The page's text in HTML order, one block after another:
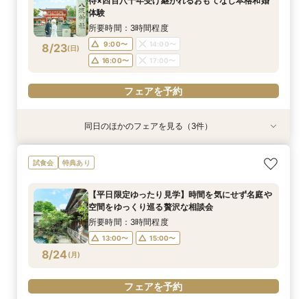
8/22(土 ) 9:00〜
16:00〜
17:00〜
フェアを予約
8/22(土 ) 9:00〜
16:00〜
17:00〜
フェアを予約
8/22(土 ) 9:00〜
16:00〜
17:00〜
フェアを予約
8/22(土 )
12:00〜
18:00〜
フェアを予約
8/23(日)
体験
所要時間：3時間程度
9:00〜
14:00〜
16:00〜
17:00〜
フェアを予約
特典あり
8/23(日)
【少人数のお食事会に】緑あふれる名庭を望む1
日1組棟邸宅を貸切にして大切なご家族を丁寧に
所要時間：3時間程度
16:00〜
17:00〜
8/23(日)
【90分のクイック相談会】京都散策のついでに
少し気軽に参加できる本格和婚の伝統空間体感
所要時間：3時間程度
16:00〜
17:00〜
8/23(日)
【タイパ重視！60分で完結◎】オンラインで会
場案内＆相談会
10:00〜
11:00〜
12:00〜
15:00〜
18:00〜
同日のほかのフェアを見る（3件）
試食会 特典あり
8/24 (月)
【平日限定ゆったり見学】時間を気にせず名庭や
空間をゆっくり巡る贅沢な相談会
所要時間：3時間程度
13:00〜 15:00〜
フェアを予約